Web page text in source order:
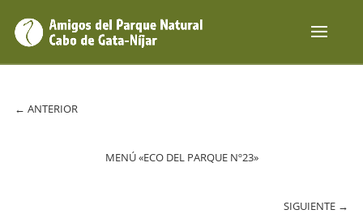
← ANTERIOR
MENÚ «ECO DEL PARQUE Nº23»
SIGUIENTE →